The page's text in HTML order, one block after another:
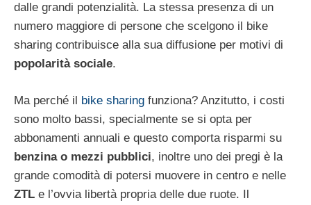
dalle grandi potenzialità. La stessa presenza di un
numero maggiore di persone che scelgono il bike
sharing contribuisce alla sua diffusione per motivi di
popolarità sociale.
Ma perché il bike sharing funziona? Anzitutto, i costi
sono molto bassi, specialmente se si opta per
abbonamenti annuali e questo comporta risparmi su
benzina o mezzi pubblici, inoltre uno dei pregi è la
grande comodità di potersi muovere in centro e nelle
ZTL e l’ovvia libertà propria delle due ruote. Il